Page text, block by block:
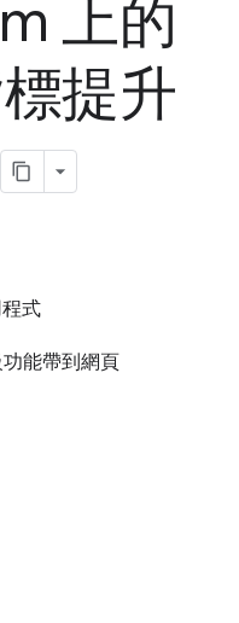
上的
提升
式
能帶到網頁